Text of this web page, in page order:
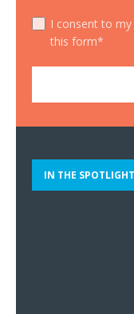
I consent to
this form*
IN THE SPOTLIGHT